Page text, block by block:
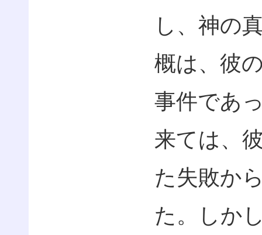
し、神の
概は、彼
事件であ
来ては、
た失敗か
た。しか